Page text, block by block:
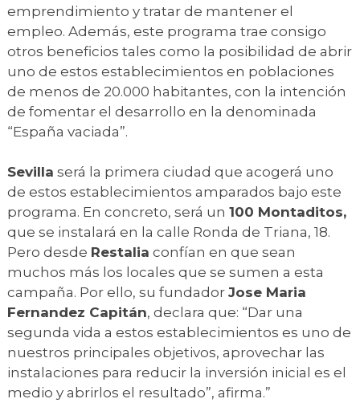
emprendimiento y tratar de mantener el
empleo. Además, este programa trae consigo
otros beneficios tales como la posibilidad de abrir
uno de estos establecimientos en poblaciones
de menos de 20.000 habitantes, con la intención
de fomentar el desarrollo en la denominada
“España vaciada”.
Sevilla será la primera ciudad que acogerá uno
de estos establecimientos amparados bajo este
programa. En concreto, será un 100 Montaditos,
que se instalará en la calle Ronda de Triana, 18.
Pero desde Restalia confían en que sean
muchos más los locales que se sumen a esta
campaña. Por ello, su fundador Jose Maria
Fernandez Capitán, declara que: “Dar una
segunda vida a estos establecimientos es uno de
nuestros principales objetivos, aprovechar las
instalaciones para reducir la inversión inicial es el
medio y abrirlos el resultado”, afirma.”